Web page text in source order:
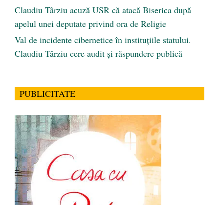
Claudiu Târziu acuză USR că atacă Biserica după
apelul unei deputate privind ora de Religie
Val de incidente cibernetice în instituțiile statului.
Claudiu Târziu cere audit și răspundere publică
PUBLICITATE